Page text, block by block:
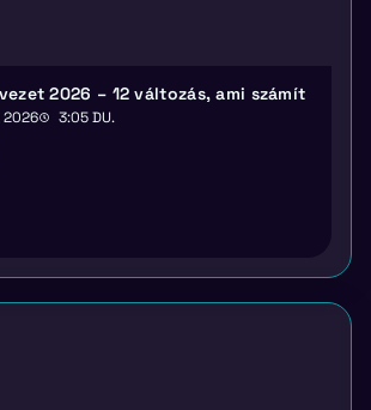
2026 – 12 változás, ami számít
2026
3:05 DU.